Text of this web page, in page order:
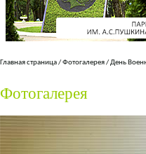
Главная страница/Фотогалерея/День
Фотогалерея